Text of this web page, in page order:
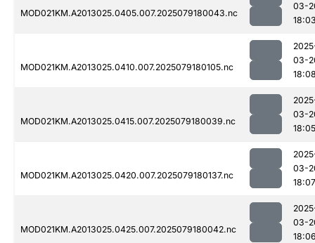
MOD021KM.A2013025.0405.007.2025079180043.nc
03-
MOD021KM.A2013025.0410.007.2025079180105.nc
03-
MOD021KM.A2013025.0415.007.2025079180039.nc
03-
18:05
MOD021KM.A2013025.0420.007.2025079180137.nc
03-
18:07
MOD021KM.A2013025.0425.007.2025079180042.nc
03-